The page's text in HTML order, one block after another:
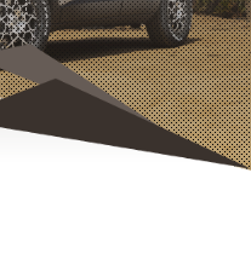
ギャラリー
カタログ請求
個人情報保護方針